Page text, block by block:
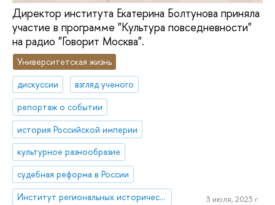
Директор института Екатерина Болтунова приняла
участие в программе "Культура повседневности"
на радио "Говорит Москва".
Университетская жизнь
дискуссии
взгляд ученого
репортаж о событии
история Российской империи
культурное разнообразие
судебная реформа в России
Институт региональных исторических исследований
3 июля, 2023 г.